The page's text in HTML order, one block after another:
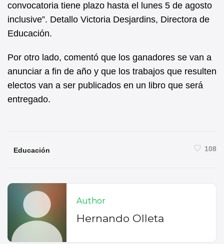
convocatoria tiene plazo hasta el lunes 5 de agosto
inclusive”. Detallo Victoria Desjardins, Directora de
Educación.
Por otro lado, comentó que los ganadores se van a
anunciar a fin de año y que los trabajos que resulten
electos van a ser publicados en un libro que será
entregado.
Educación 108
Author
Hernando Olleta